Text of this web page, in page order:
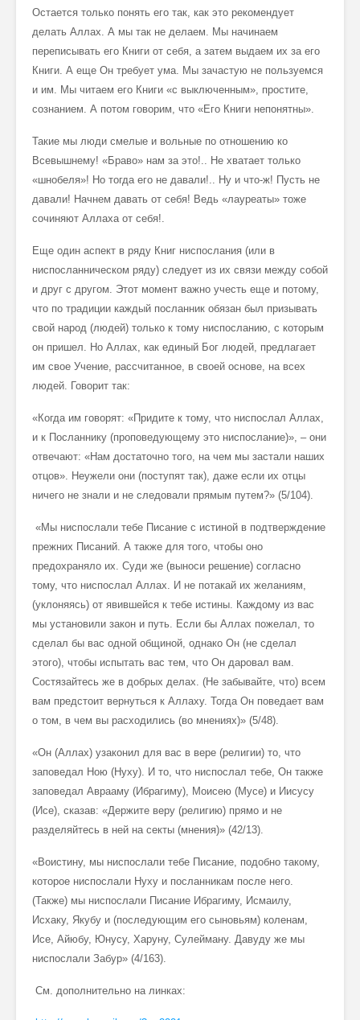
Остается только понять его так, как это рекомендует
делать Аллах. А мы так не делаем. Мы начинаем
переписывать его Книги от себя, а затем выдаем их за его
Книги. А еще Он требует ума. Мы зачастую не пользуемся
и им. Мы читаем его Книги «с выключенным», простите,
сознанием. А потом говорим, что «Его Книги непонятны».
Такие мы люди смелые и вольные по отношению ко
Всевышнему! «Браво» нам за это!.. Не хватает только
«шнобеля»! Но тогда его не давали!.. Ну и что-ж! Пусть не
давали! Начнем давать от себя! Ведь «лауреаты» тоже
сочиняют Аллаха от себя!.
Еще один аспект в ряду Книг ниспослания (или в
ниспосланническом ряду) следует из их связи между собой
и друг с другом. Этот момент важно учесть еще и потому,
что по традиции каждый посланник обязан был призывать
свой народ (людей) только к тому ниспосланию, с которым
он пришел. Но Аллах, как единый Бог людей, предлагает
им свое Учение, рассчитанное, в своей основе, на всех
людей. Говорит так:
«Когда им говорят: «Придите к тому, что ниспослал Аллах,
и к Посланнику (проповедующему это ниспослание)», – они
отвечают: «Нам достаточно того, на чем мы застали наших
отцов». Неужели они (поступят так), даже если их отцы
ничего не знали и не следовали прямым путем?» (5/104).
«Мы ниспослали тебе Писание с истиной в подтверждение
прежних Писаний. А также для того, чтобы оно
предохраняло их. Суди же (выноси решение) согласно
тому, что ниспослал Аллах. И не потакай их желаниям,
(уклоняясь) от явившейся к тебе истины. Каждому из вас
мы установили закон и путь. Если бы Аллах пожелал, то
сделал бы вас одной общиной, однако Он (не сделал
этого), чтобы испытать вас тем, что Он даровал вам.
Состязайтесь же в добрых делах. (Не забывайте, что) всем
вам предстоит вернуться к Аллаху. Тогда Он поведает вам
о том, в чем вы расходились (во мнениях)» (5/48).
«Он (Аллах) узаконил для вас в вере (религии) то, что
заповедал Ною (Нуху). И то, что ниспослал тебе, Он также
заповедал Аврааму (Ибрагиму), Моисею (Мусе) и Иисусу
(Исе), сказав: «Держите веру (религию) прямо и не
разделяйтесь в ней на секты (мнения)» (42/13).
«Воистину, мы ниспослали тебе Писание, подобно такому,
которое ниспослали Нуху и посланникам после него.
(Также) мы ниспослали Писание Ибрагиму, Исмаилу,
Исхаку, Якубу и (последующим его сыновьям) коленам,
Исе, Айюбу, Юнусу, Харуну, Сулейману. Давуду же мы
ниспослали Забур» (4/163).
См. дополнительно на линках: